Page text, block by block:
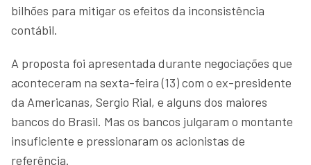
bilhões para mitigar os efeitos da inconsistência
contábil.
A proposta foi apresentada durante negociações que
aconteceram na sexta-feira (13) com o ex-presidente
da Americanas, Sergio Rial, e alguns dos maiores
bancos do Brasil. Mas os bancos julgaram o montante
insuficiente e pressionaram os acionistas de
referência.